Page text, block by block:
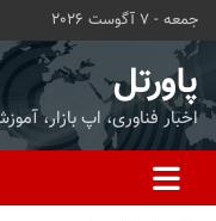
محتوا
بروید
جمعه - 7 آگوست 2026
پاورتل
اخبار فناوری، اپ بازار،